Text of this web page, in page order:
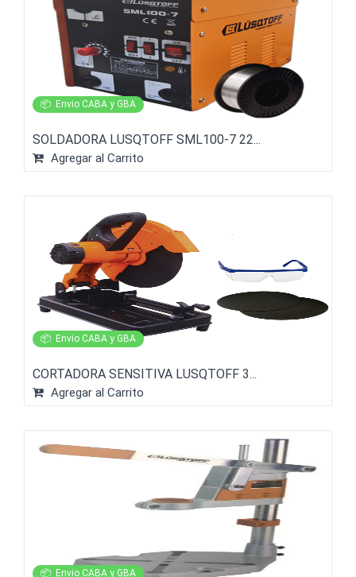
📦 Envio CABA y GBA
SOLDADORA LUSQTOFF SML100-7 22...
Agregar al Carrito
📦 Envio CABA y GBA
CORTADORA SENSITIVA LUSQTOFF 3...
Agregar al Carrito
📦 Envio CABA y GBA